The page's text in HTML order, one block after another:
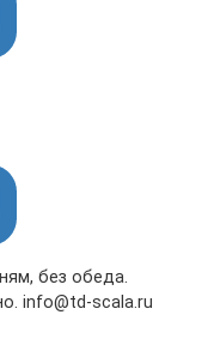
без обеда.
info@td-scala.ru